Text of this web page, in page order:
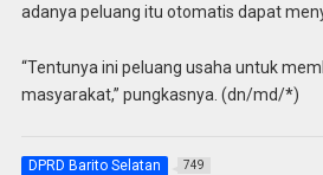
adanya peluang itu otomatis dapat
“Tentunya ini peluang usaha untuk
masyarakat,” pungkasnya. (dn/md/*)
DPRD Barito Selatan 749